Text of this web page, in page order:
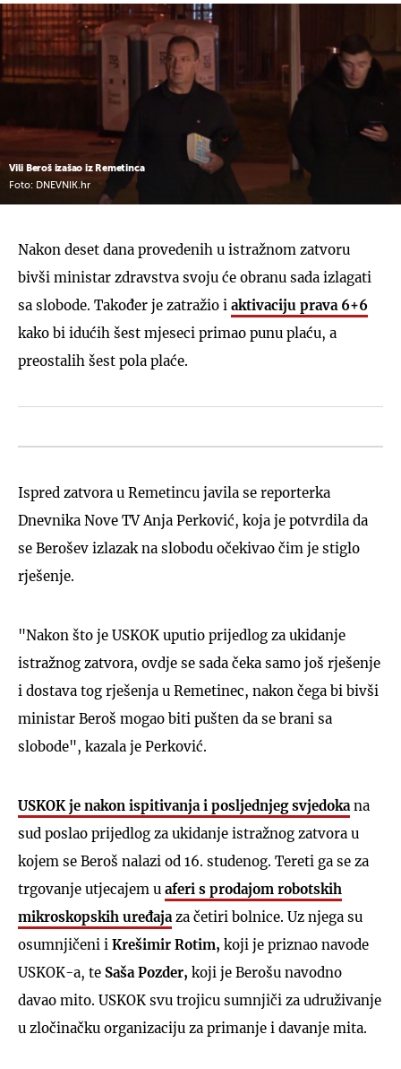
Vili Beroš izašao iz Remetinca
Foto: DNEVNIK.hr
Nakon deset dana provedenih u istražnom zatvoru
bivši ministar zdravstva svoju će obranu sada izlagati
sa slobode. Također je zatražio i aktivaciju prava 6+6
kako bi idućih šest mjeseci primao punu plaću, a
preostalih šest pola plaće.
Ispred zatvora u Remetincu javila se reporterka
Dnevnika Nove TV Anja Perković, koja je potvrdila da
se Berošev izlazak na slobodu očekivao čim je stiglo
rješenje.
"Nakon što je USKOK uputio prijedlog za ukidanje
istražnog zatvora, ovdje se sada čeka samo još rješenje
i dostava tog rješenja u Remetinec, nakon čega bi bivši
ministar Beroš mogao biti pušten da se brani sa
slobode", kazala je Perković.
USKOK je nakon ispitivanja i posljednjeg svjedokana
sud poslao prijedlog za ukidanje istražnog zatvora u
kojem se Beroš nalazi od 16. studenog. Tereti ga se za
trgovanje utjecajem u aferi s prodajom robotskih
mikroskopskih uređajaza četiri bolnice. Uz njega su
osumnjičeni i Krešimir Rotim, koji je priznao navode
USKOK-a, te Saša Pozder, koji je Berošu navodno
davao mito. USKOK svu trojicu sumnjiči za udruživanje
u zločinačku organizaciju za primanje i davanje mita.